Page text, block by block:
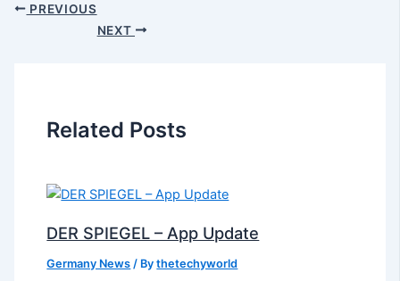
PREVIOUS
NEXT
Related Posts
DER SPIEGEL – App Update
Germany News / Bythetechyworld